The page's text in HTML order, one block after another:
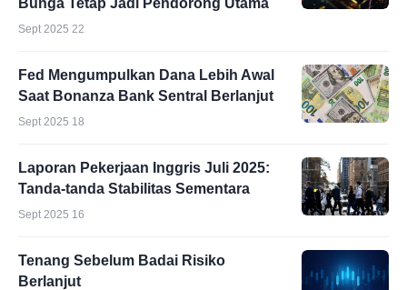
Bunga Tetap Jadi Pendorong Utama
Sept 2025 22
Fed Mengumpulkan Dana Lebih Awal
Saat Bonanza Bank Sentral Berlanjut
Sept 2025 18
Laporan Pekerjaan Inggris Juli 2025:
Tanda-tanda Stabilitas Sementara
Sept 2025 16
Tenang Sebelum Badai Risiko
Berlanjut